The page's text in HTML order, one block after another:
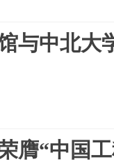
与中北大
膺“中国